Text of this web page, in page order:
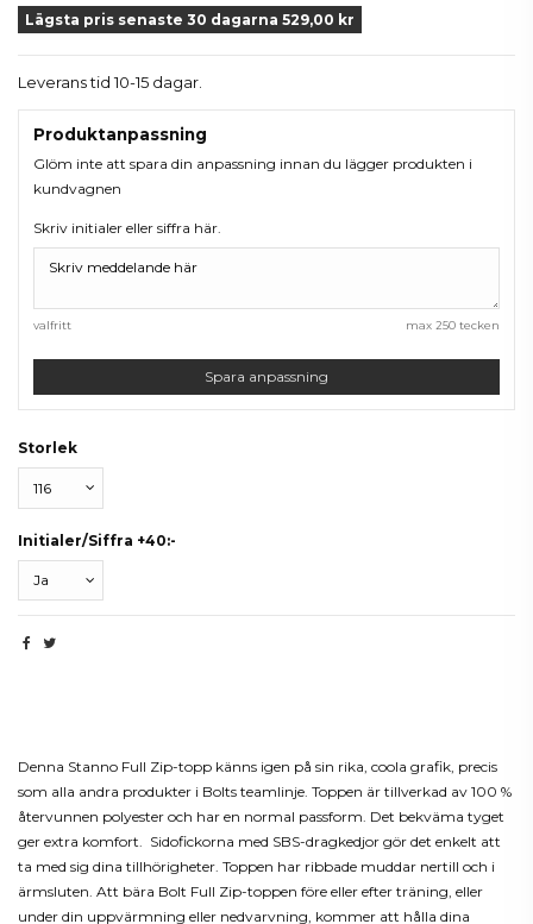
Lägsta pris senaste 30 dagarna 529,00 kr
Leverans tid 10-15 dagar.
Produktanpassning
Glöm inte att spara din anpassning innan du lägger produkten i
kundvagnen
Skriv initialer eller siffra här.
valfritt max 250 tecken
Spara anpassning
Storlek
Initialer/Siffra +40:-
Denna Stanno Full Zip-topp känns igen på sin rika, coola grafik, precis
som alla andra produkter i Bolts teamlinje. Toppen är tillverkad av 100 %
återvunnen polyester och har en normal passform. Det bekväma tyget
ger extra komfort. Sidofickorna med SBS-dragkedjor gör det enkelt att
ta med sig dina tillhörigheter. Toppen har ribbade muddar nertill och i
ärmsluten. Att bära Bolt Full Zip-toppen före eller efter träning, eller
under din uppvärmning eller nedvarvning, kommer att hålla dina